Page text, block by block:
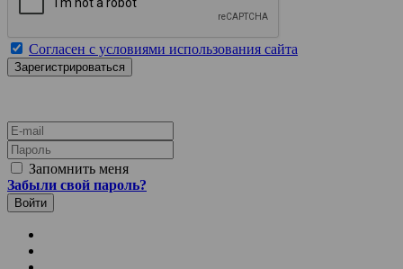
Согласен с условиями использования сайта
E-mail
Пароль
Запомнить меня
Забыли свой пароль?